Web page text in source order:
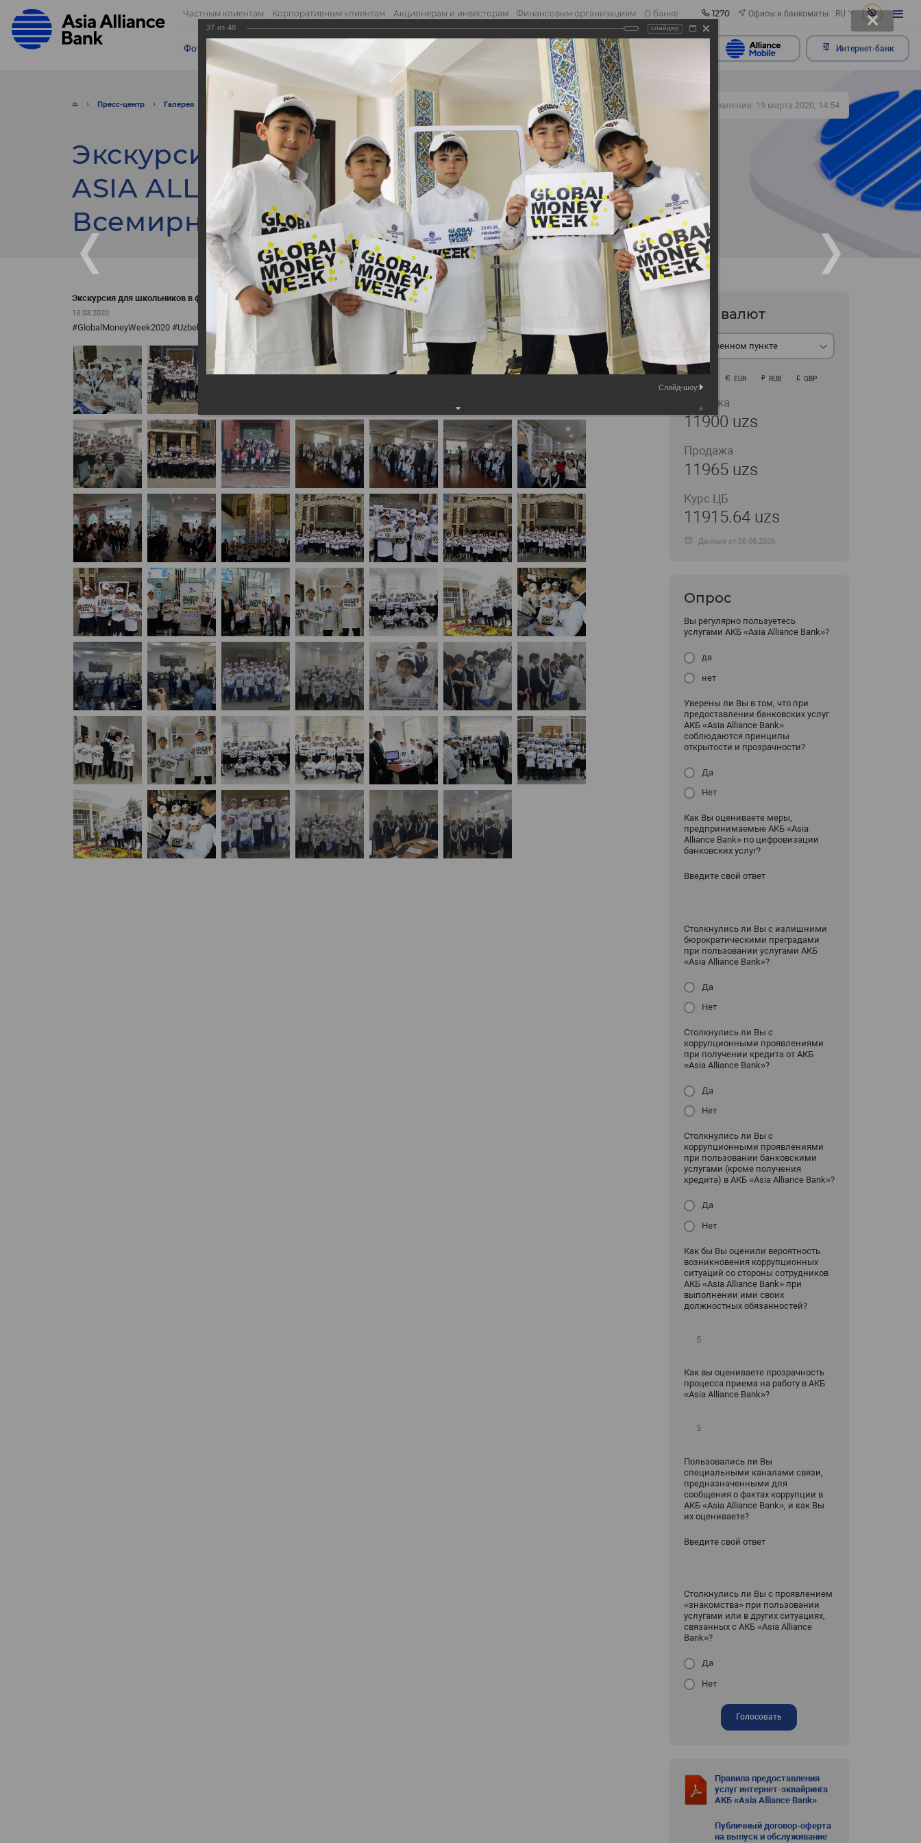
Частным клиентам Корпоративным клиентам Акционерам и инвесторам Финансовым организациям О банке 1270 Офисы и банкоматы RU
Фотогалерея Отправить обращение Интернет-банк
Пресс-центр Галерея Экскурсия для школьников в филиалах ASIA ALLIANCE ... Обновление: 19 марта 2020, 14:54
Экскурсия для школьников в филиалах
ASIA ALLIANCE BANK в преддверии
Всемирной Недели Денег (GMW)
Экскурсия для школьников в филиалах ASIA ALLIANCE BANK в преддверии Всемирной Недели Денег (GMW)
13.03.2020
#GlobalMoneyWeek2020 #UzbekistanGMW2020 #GMW2020 #financialliteracy
Курс валют
В обменном пункте
EUR RUB GBP
Покупка
11900 uzs
Продажа
11965 uzs
Курс ЦБ
11915.64 uzs
Данные от 06.08.2026
Опрос
Вы регулярно пользуетесь
услугами АКБ «Asia Alliance Bank»?
да
нет
Уверены ли Вы в том, что при
предоставлении банковских услуг
АКБ «Asia Alliance Bank»
соблюдаются принципы
открытости и прозрачности?
Да
Нет
Как Вы оцениваете меры,
предпринимаемые АКБ «Asia
Alliance Bank» по цифровизации
банковских услуг?
Введите свой ответ
Столкнулись ли Вы с излишними
бюрократическими преградами
при пользовании услугами АКБ
«Asia Alliance Bank»?
Да
Нет
Столкнулись ли Вы с
коррупционными проявлениями
при получении кредита от АКБ
«Asia Alliance Bank»?
Да
Нет
Столкнулись ли Вы с
коррупционными проявлениями
при пользовании банковскими
услугами (кроме получения
кредита) в АКБ «Asia Alliance Bank»?
Да
Нет
Как бы Вы оценили вероятность
возникновения коррупционных
ситуаций со стороны сотрудников
АКБ «Asia Alliance Bank» при
выполнении ими своих
должностных обязанностей?
Как вы оцениваете прозрачность
процесса приема на работу в АКБ
«Asia Alliance Bank»?
Пользовались ли Вы
специальными каналами связи,
предназначенными для
сообщения о фактах коррупции в
АКБ «Asia Alliance Bank», и как Вы
их оцениваете?
Введите свой ответ
Столкнулись ли Вы с проявлением
«знакомства» при пользовании
услугами или в других ситуациях,
связанных с АКБ «Asia Alliance
Bank»?
Да
Нет
Голосовать
Правила предоставления
услуг интернет-эквайринга
АКБ «Asia Alliance Bank»
Публичный договор-оферта
на выпуск и обслуживание
37 из 48 слайдер
Слайд-шоу: